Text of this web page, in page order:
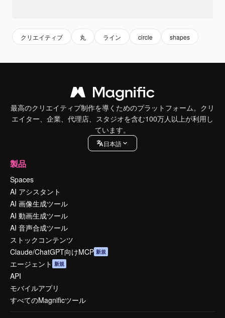
クリエイティブ 丸 ライン circle shapes
最高のクリエイティブ制作を導くためのプラットフォーム。クリ
エイター、企業、代理店、スタジオを含む100万人以上が利用し
ています。
日本語
製品
Spaces
AI アシスタント
AI 画像生成ツール
AI 動画生成ツール
AI 音声合成ツール
ストックコンテンツ
Claude/ChatGPT向けMCP 新規
エージェント 新規
API
モバイルアプリ
すべてのMagnificツール